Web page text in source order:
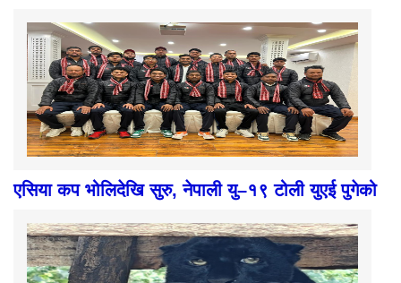
एसिया कप भोलिदेखि सुरु, नेपाली यु–१९ टोली युएई पुगेको